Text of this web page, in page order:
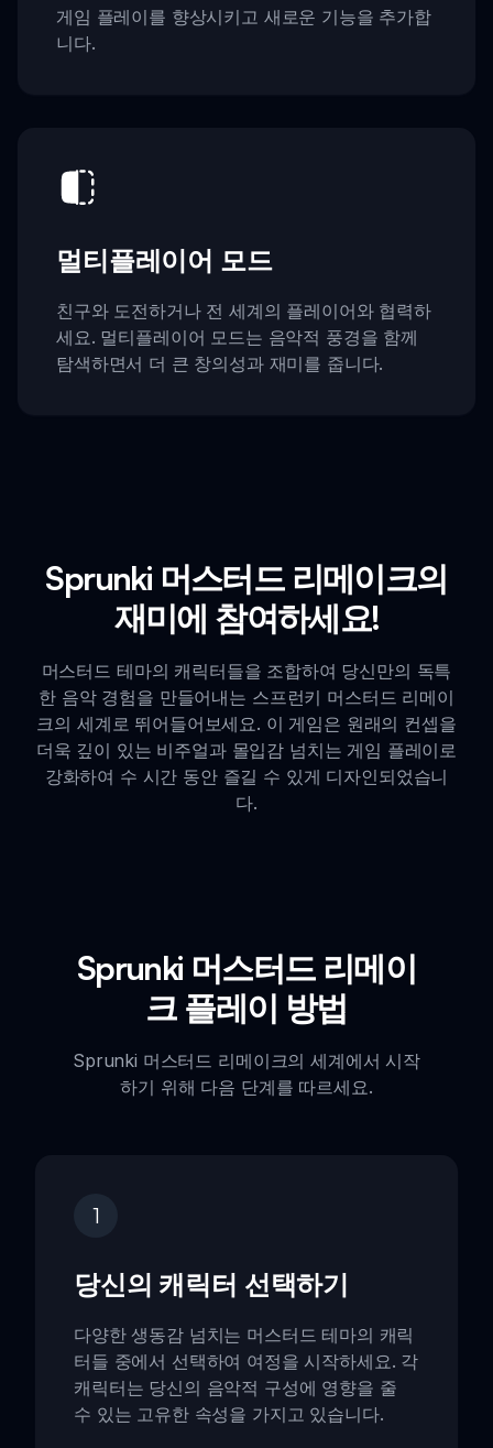
게임 플레이를 향상시키고 새로운 기능을 추가합
니다.
멀티플레이어 모드
친구와 도전하거나 전 세계의 플레이어와 협력하
세요. 멀티플레이어 모드는 음악적 풍경을 함께
탐색하면서 더 큰 창의성과 재미를 줍니다.
Sprunki 머스터드 리메이크의
재미에 참여하세요!
머스터드 테마의 캐릭터들을 조합하여 당신만의 독특
한 음악 경험을 만들어내는 스프런키 머스터드 리메이
크의 세계로 뛰어들어보세요. 이 게임은 원래의 컨셉을
더욱 깊이 있는 비주얼과 몰입감 넘치는 게임 플레이로
강화하여 수 시간 동안 즐길 수 있게 디자인되었습니
다.
Sprunki 머스터드 리메이
크 플레이 방법
Sprunki 머스터드 리메이크의 세계에서 시작
하기 위해 다음 단계를 따르세요.
1
당신의 캐릭터 선택하기
다양한 생동감 넘치는 머스터드 테마의 캐릭
터들 중에서 선택하여 여정을 시작하세요. 각
캐릭터는 당신의 음악적 구성에 영향을 줄
수 있는 고유한 속성을 가지고 있습니다.